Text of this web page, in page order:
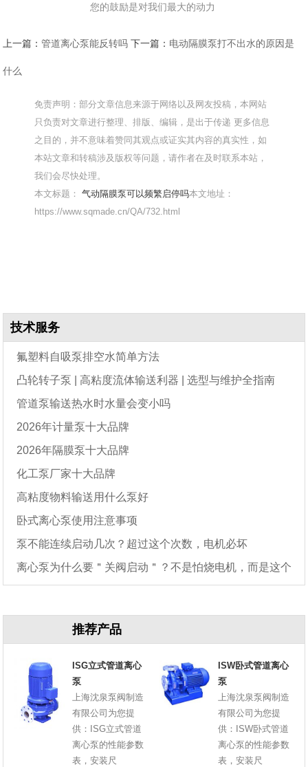
您的鼓励是对我们最大的动力
上一篇：管道离心泵能反转吗 下一篇： 电动隔膜泵打不出水的原因是
什么
免责声明：部分文章信息来源于网络以及网友投稿，本网站
只负责对文章进行整理、排版、编辑，是出于传递 更多信息
之目的，并不意味着赞同其观点或证实其内容的真实性，如
本站文章和转稿涉及版权等问题，请作者在及时联系本站，
我们会尽快处理。
本文标题：气动隔膜泵可以频繁启停吗本文地址：
https://www.sqmade.cn/QA/732.html
技术服务
氟塑料自吸泵排空水简单方法
凸轮转子泵 | 高粘度流体输送利器 | 选型与维护全指南
管道泵输送热水时水量会变小吗
2026年计量泵十大品牌
2026年隔膜泵十大品牌
化工泵厂家十大品牌
高粘度物料输送用什么泵好
卧式离心泵使用注意事项
泵不能连续启动几次？超过这个次数，电机必坏
离心泵为什么要＂关阀启动＂？不是怕烧电机，而是这个
推荐产品
ISG立式管道离心
泵
上海沈泉泵阀制造
有限公司为您提
供：ISG立式管道
离心泵的性能参数
表，安装尺
ISW卧式管道离心
泵
上海沈泉泵阀制造
有限公司为您提
供：ISW卧式管道
离心泵的性能参数
表，安装尺